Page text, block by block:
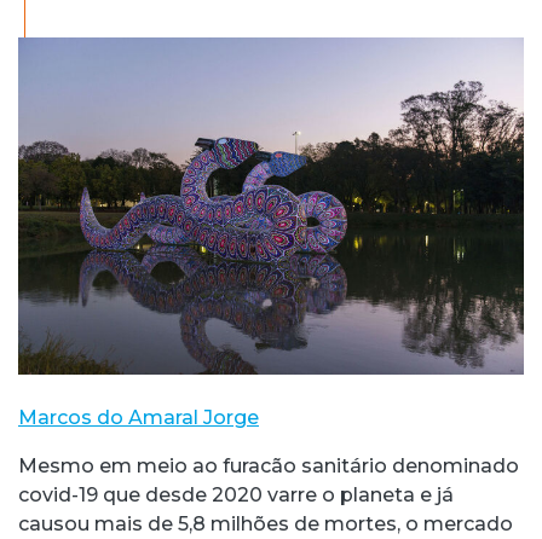
Marcos do Amaral Jorge
Mesmo em meio ao furacão sanitário denominado
covid-19 que desde 2020 varre o planeta e já
causou mais de 5,8 milhões de mortes, o mercado